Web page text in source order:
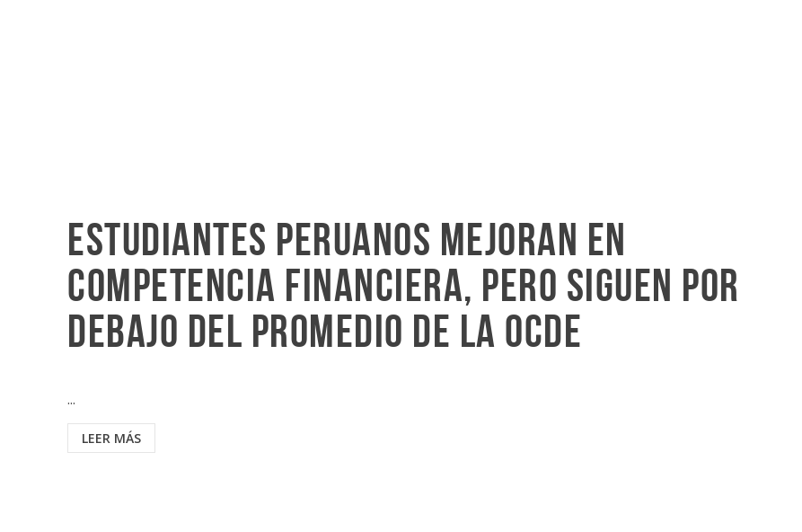
Estudiantes peruanos mejoran en
competencia financiera, pero siguen por
debajo del promedio de la OCDE
...
LEER MÁS